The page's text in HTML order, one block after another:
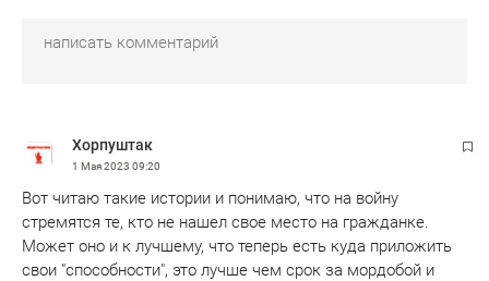
Хорпуштак
1 Мая 2023 09:20
Вот читаю такие истории и понимаю, что на войну
стремятся те, кто не нашел свое место на гражданке.
Может оно и к лучшему, что теперь есть куда приложить
свои "способности", это лучше чем срок за мордобой и